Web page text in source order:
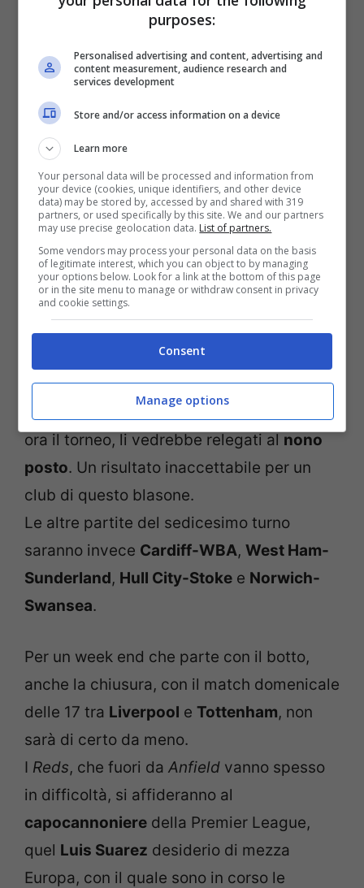
moltigoaledemozioni .
Sarà invece un match delicatissimo quello
traAston Villa Manchester United
quanto gli uomini diMoyesnon vincono da
ben 4 partite e sono quindi obbligati ad un
repentinocambio di rottaper scalare le
posizioni di una classifica che, terminasse
ora il torneo, li vedrebbe relegati al nono
posto. Un risultato inaccettabile per un
club di questo blasone.
Le altre partite del sedicesimo turno
saranno invece Cardiff-WBA, West Ham-
Sunderland, Hull City-Stoke e Norwich-
Swansea.
Per un week end che parte con il botto,
anche la chiusura, con il match domenicale
delle 17 tra Liverpool e Tottenham, non
sarà di certo da meno.
I Reds, che fuori da Anfield vanno spesso
in difficoltà, si affideranno al
capocannoniere della Premier League,
quel Luis Suarez desiderio di mezza
Europa, con il quale sono in corso le
purposes:
Personalised advertising and content, advertising and
content measurement, audience research and
services development
Store and/or access information on a device
Learn more
Your personal data will be processed and information from
your device (cookies, unique identifiers, and other device
data) may be stored by, accessed by and shared with 319
partners, or used specifically by this site. We and our partners
may use precise geolocation data. List of partners.
Some vendors may process your personal data on the basis
of legitimate interest, which you can object to by managing
your options below. Look for a link at the bottom of this page
or in the site menu to manage or withdraw consent in privacy
and cookie settings.
Consent
Manage options